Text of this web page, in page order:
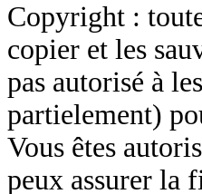
Copyright :
copier et les
pas autorisé à
partielement)
Vous êtes
peux assurer la